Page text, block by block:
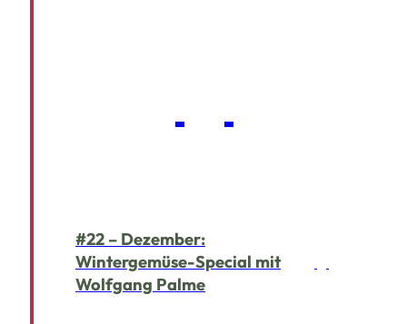
#22 – Dezember:
Wintergemüse-Special mit
Wolfgang Palme